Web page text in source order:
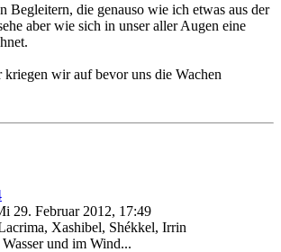
Begleitern, die genauso wie ich etwas aus der
aber wie sich in unser aller Augen eine
kriegen wir auf bevor uns die Wachen
29. Februar 2012, 17:49
Xashibel, Shékkel, Irrin
und im Wind...